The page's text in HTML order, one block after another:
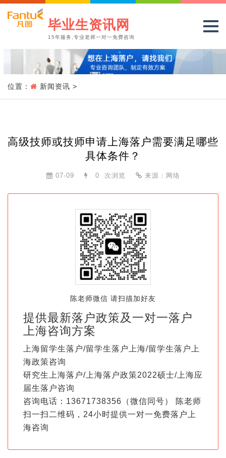
毕业生资讯网
15年服务,专业老师一对一免费咨询
位置： 新闻资讯 >
高级技师或技师申请上海落户需要满足哪些
具体条件？
07-09 0 次浏览 来源：网络
陈老师微信 请扫描加好友
提供最新落户政策及一对一落户
上海咨询方案
上海留学生落户/留学生落户上海/留学生落户上
海政策咨询
研究生上海落户/上海落户政策2022硕士/上海应
届生落户咨询
咨询电话：13671738356（微信同号） 陈老师
扫一扫二维码，24小时提供一对一免费落户上
海咨询